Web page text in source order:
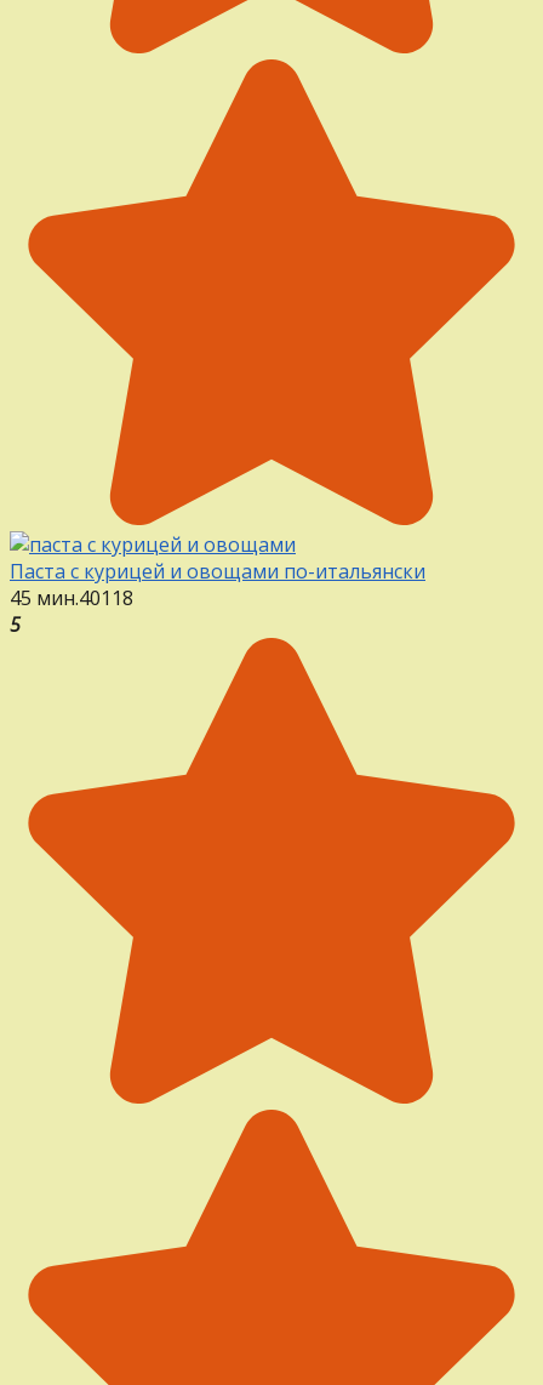
Паста с курицей и овощами по-итальянски
45 мин.40118
5